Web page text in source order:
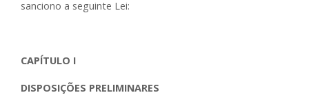
sanciono a seguinte Lei:
CAPÍTULO I
DISPOSIÇÕES PRELIMINARES